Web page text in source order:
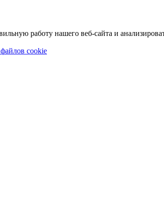
работу нашего веб-сайта и
cookie